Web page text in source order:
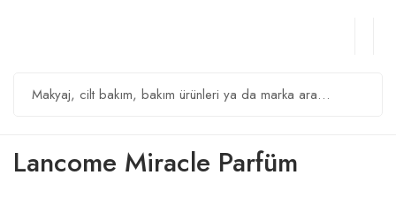
Lancome Miracle Parfüm